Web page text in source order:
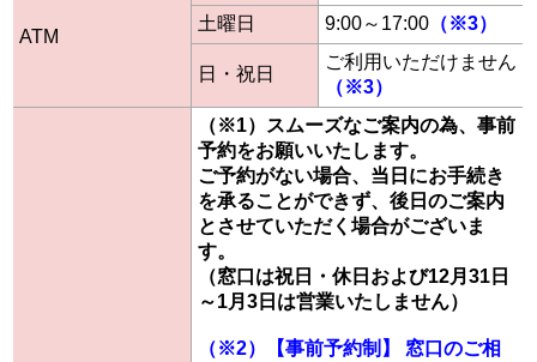
ATM
土曜日 9:00～17:00 （※3）
日・祝日
ご利用いただけません
（※3）
（※1）スムーズなご案内の為、事前
予約をお願いいたします。
ご予約がない場合、当日にお手続き
を承ることができず、後日のご案内
とさせていただく場合がございま
す。
（窓口は祝日・休日および12月31日
～1月3日は営業いたしません）
（※2）【事前予約制】 窓口のご相